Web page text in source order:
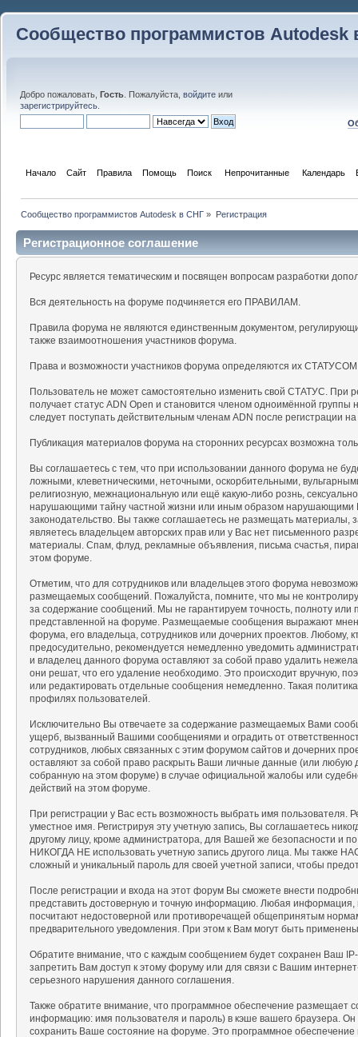
Сообщество программистов Autodesk
Добро пожаловать, Гость . Пожалуйста, войдите или
зарегистрируйтесь
Начало Сайт Правила Помощь Поиск Непрочитанные Календарь
Сообщество программистов Autodesk в СНГ » Регистрация
Регистрационное соглашение
Ресурс является тематическим и посвящен вопросам разработки
Вся деятельность на форуме подчиняется его ПРАВИЛАМ.
Правила форума не являются единственным документом,
также взаимоотношения участников форума.
Права и возможности участников форума определяются их
Пользователь не может самостоятельно изменить свой СТАТУС. При
получает статус ADN Open и становится членом одноимённой
следует поступать действительным членам ADN после регистрации
Публикация материалов форума на сторонних ресурсах возможна
Вы соглашаетесь с тем, что при использовании данного форума не
ложными, клеветническими, неточными, оскорбительными,
религиозную, межнациональную или ещё какую-либо рознь,
нарушающими тайну частной жизни или иным образом нарушающими
законодательство. Вы также соглашаетесь не размещать
являетесь владельцем авторских прав или у Вас нет письменного
материалы. Спам, флуд, рекламные объявления, письма счастья,
этом форуме.
Отметим, что для сотрудников или владельцев этого форума
размещаемых сообщений. Пожалуйста, помните, что мы не
за содержание сообщений. Мы не гарантируем точность, полноту или
представленной на форуме. Размещаемые сообщения выражают
форума, его владельца, сотрудников или дочерних проектов. Любому,
предосудительно, рекомендуется немедленно уведомить
и владелец данного форума оставляют за собой право удалить
они решат, что его удаление необходимо. Это происходит вручную,
или редактировать отдельные сообщения немедленно. Такая
профилях пользователей.
Исключительно Вы отвечаете за содержание размещаемых Вами
ущерб, вызванный Вашими сообщениями и оградить от
сотрудников, любых связанных с этим форумом сайтов и дочерних
оставляют за собой право раскрыть Ваши личные данные (или
собранную на этом форуме) в случае официальной жалобы или
действий на этом форуме.
При регистрации у Вас есть возможность выбрать имя пользователя.
уместное имя. Регистрируя эту учетную запись, Вы соглашаетесь
другому лицу, кроме администратора, для Вашей же безопасности и
НИКОГДА НЕ использовать учетную запись другого лица. Мы также
сложный и уникальный пароль для своей учетной записи, чтобы
После регистрации и входа на этот форум Вы сможете внести
представить достоверную и точную информацию. Любая информация,
посчитают недостоверной или противоречащей общепринятым
предварительного уведомления. При этом к Вам могут быть
Обратите внимание, что с каждым сообщением будет сохранен Ваш
запретить Вам доступ к этому форуму или для связи с Вашим
серьезного нарушения данного соглашения.
Также обратите внимание, что программное обеспечение размещает
информацию: имя пользователя и пароль) в кэше вашего браузера.
сохранить Ваше состояние на форуме. Это программное обеспечение